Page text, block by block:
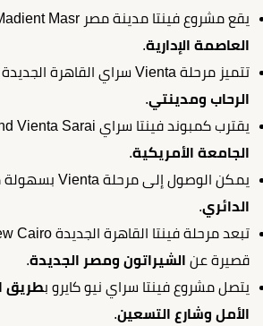
يقع مشروع فينتا مدينة مصر Vienta Madient Masr بالقرب من
العاصمة الإدارية.
تتميز مرحلة Vienta سراي القاهرة الجديدة بموقع قريب من
الرحاب ومدينتي.
يقترب كمبوند فينتا سراي Compound Vienta Sarai من
الجامعة الأمريكية.
يمكن الوصول إلى مرحلة Vienta بسهولة من خلال
الدائري.
قصيرة عن الشيراتون ومصر الجديدة.
يتصل مشروع فينتا سراي نيو كايرو بطريق
الأمل وشارع التسعين.